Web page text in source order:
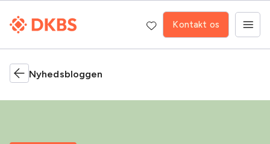
Kontakt os
Nyhedsbloggen